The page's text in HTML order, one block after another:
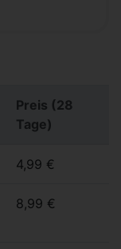
Preis (28
Tage)
4,99 €
8,99 €